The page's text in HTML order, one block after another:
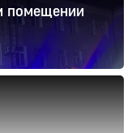
помещении